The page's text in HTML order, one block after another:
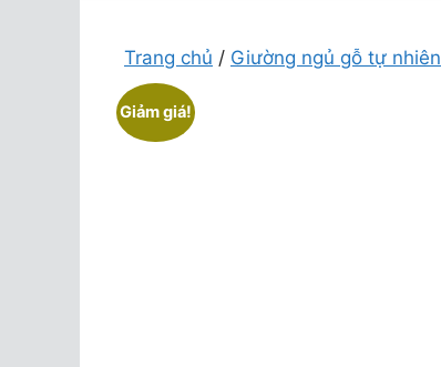
Trang chủ / Giường ngủ gỗ tự nhiên
Giảm giá!